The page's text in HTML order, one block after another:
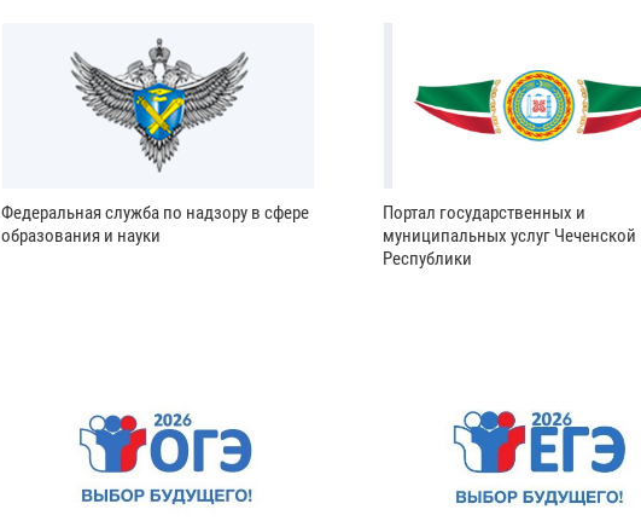
Федеральная служба по надзору в сфере
образования и науки
Портал государственных и
муниципальных услуг Чеченской
Республики